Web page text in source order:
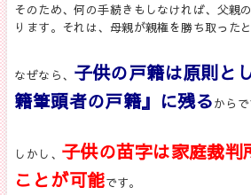
そのため、何の手続きもしなければ、父親
ります。それは、母親が親権を勝ち取った
なぜなら、 子供の戸籍は原則と
籍筆頭者の戸籍』に残るからで
しかし、子供の苗字は家庭裁判
ことが可能です。